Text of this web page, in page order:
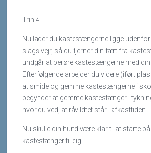
Trin 4
Nu lader du kastestængerne ligge udenfor
slags vejr, så du fjerner din fært fra
undgår at berøre kastestængerne med
Efterfølgende arbejder du videre (iført
at smide og gemme kastestængerne i
begynder at gemme kastestænger i
hvor du ved, at råvildtet står i afkasttiden.
Nu skulle din hund være klar til at starte
kastestænger til dig.